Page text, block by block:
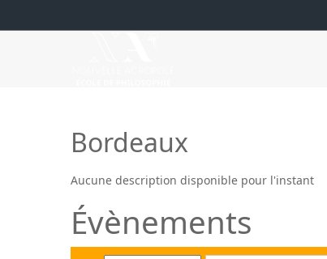
Bordeaux
Aucune description disponible pour l'instant
Évènements